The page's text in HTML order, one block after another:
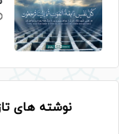
نوشته های